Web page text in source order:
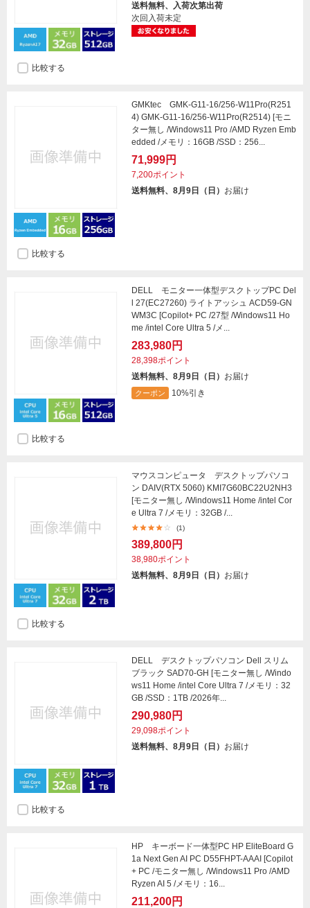
送料無料、入荷次第出荷
次回入荷未定
比較する
GMKtec GMK-G11-16/256-W11Pro(R251
4) GMK-G11-16/256-W11Pro(R2514) [モニ
ター無し /Windows11 Pro /AMD Ryzen Emb
edded /メモリ：16GB /SSD：256...
71,999円
7,200ポイント
送料無料、8月9日（日） お届け
比較する
DELL モニター一体型デスクトップPC Del
l 27(EC27260) ライトアッシュ ACD59-GN
WM3C [Copilot+ PC /27型 /Windows11 Ho
me /intel Core Ultra 5 /メ...
283,980円
28,398ポイント
送料無料、8月9日（日） お届け
クーポン 10%引き
比較する
マウスコンピュータ デスクトップパソコ
ン DAIV(RTX 5060) KMI7G60BC22U2NH3
[モニター無し /Windows11 Home /intel Cor
e Ultra 7 /メモリ：32GB /...
(1)
389,800円
38,980ポイント
送料無料、8月9日（日） お届け
比較する
DELL デスクトップパソコン Dell スリム
ブラック SAD70-GH [モニター無し /Windo
ws11 Home /intel Core Ultra 7 /メモリ：32
GB /SSD：1TB /2026年...
290,980円
29,098ポイント
送料無料、8月9日（日） お届け
比較する
HP キーボード一体型PC HP EliteBoard G
1a Next Gen AI PC D55FHPT-AAAI [Copilot
+ PC /モニター無し /Windows11 Pro /AMD
Ryzen AI 5 /メモリ：16...
211,200円